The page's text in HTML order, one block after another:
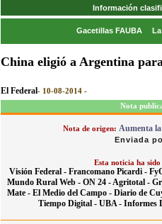
Información
Gacetillas FAUBA
China eligió a Argentina
El Federal- 10-08-2014 -
Nota
Nota de origen: Aumenta
Enviada
Esta noticia ha
Visión Federal - Francomano Picardi -
Mundo Rural Web - ON 24 -Agritotal -
Mate - El Medio del Campo - Diario de
Tiempo Digital - UBA - Informes